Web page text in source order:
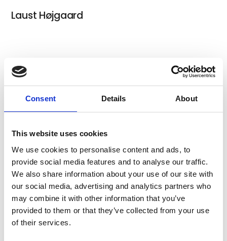
Consent Details About
This website uses cookies
We use cookies to personalise content and ads, to
provide social media features and to analyse our traffic.
We also share information about your use of our site with
our social media, advertising and analytics partners who
may combine it with other information that you’ve
provided to them or that they’ve collected from your use
of their services.
Laust Højgaard
Blair Saxon-Hill